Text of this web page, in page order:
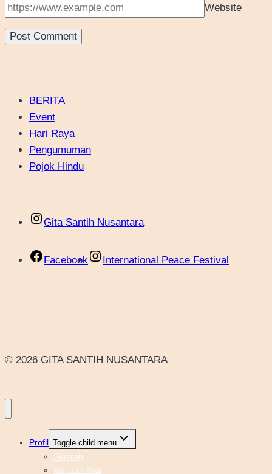
Website
BERITA
Event
Hari Raya
Pengumuman
Pojok Hindu
Gita Santih Nusantara
Facebook International Peace Festival
© 2026 GITA SANTIH NUSANTARA
Profil Toggle child menu
Sejarah
Visi dan Misi